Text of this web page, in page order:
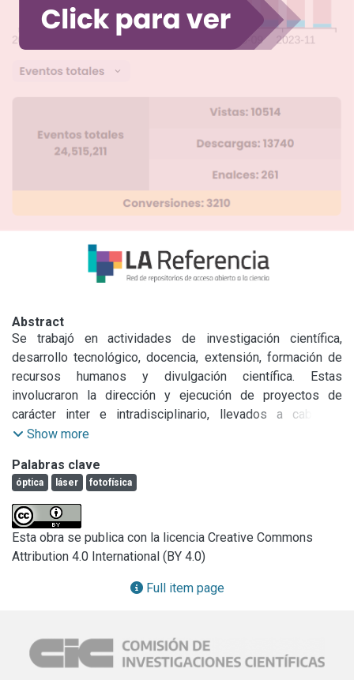
Abstract
Se trabajó en actividades de investigación científica,
desarrollo tecnológico, docencia, extensión, formación de
recursos humanos y divulgación científica. Estas
involucraron la dirección y ejecución de proyectos de
carácter inter e intradisciplinario, llevados a cabo en
colaboración con otros investigadores e instituciones.
Realizados como director del Laboraorio de ablación,
limpieza y restauración con láser del CIOp en las
siguientes líneas de investigación: Ablación, limpieza y
restauración con láser. Fotofísica de moléculas y
compuestos en solución y caracterización de materiales
mediante espectroscopia de plasmas inducida por láser.
En este período se realizaron trabajos 8 trabajos de
revistas de circulación internacional con referato. Asimismo
se presentaron un total de 15 comunicaciones en
Show more
Palabras clave
óptica láser fotofísica
Esta obra se publica con la licencia Creative Commons
Attribution 4.0 International (BY 4.0)
Full item page